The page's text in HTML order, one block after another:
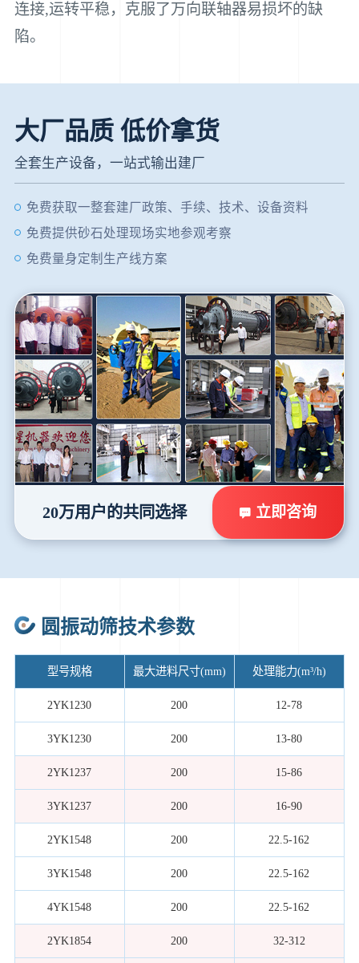
连接,运转平稳，克服了万向联轴器易损坏的缺
陷。
大厂品质 低价拿货
全套生产设备，一站式输出建厂
免费获取一整套建厂政策、手续、技术、设备资料
免费提供砂石处理现场实地参观考察
免费量身定制生产线方案
20万用户的共同选择 立即咨询
圆振动筛技术参数
型号规格 最大进料尺寸(mm) 处理能力(m³/h)
2YK1230 200 12-78
3YK1230 200 13-80
2YK1237 200 15-86
3YK1237 200 16-90
2YK1548 200 22.5-162
3YK1548 200 22.5-162
4YK1548 200 22.5-162
2YK1854 200 32-312